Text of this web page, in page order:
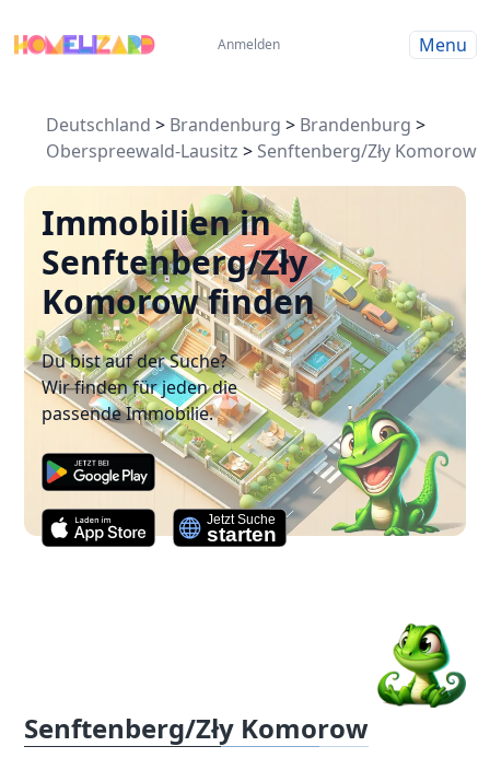
Anmelden Menu
Deutschland > Brandenburg > Brandenburg >
Oberspreewald-Lausitz > Senftenberg/Zły Komorow
Immobilien in
Senftenberg/Zły
Komorow finden
Du bist auf der Suche?
Wir finden für jeden die
passende Immobilie.
Senftenberg/Zły Komorow